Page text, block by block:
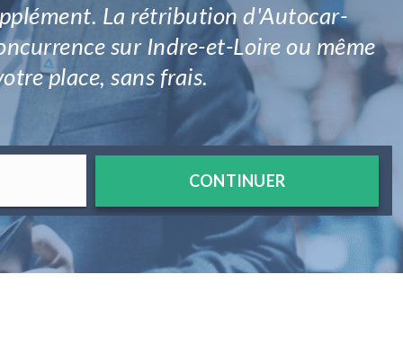
La rétribution d'Autocar-
sur Indre-et-Loire ou même
place, sans frais.
CONTINUER